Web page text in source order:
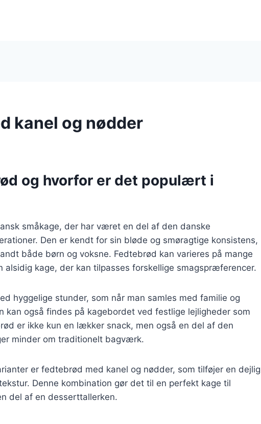
kanel og nødder
og hvorfor er det populært i
småkage, der har været en del af den danske
Den er kendt for sin bløde og smøragtige konsistens,
både børn og voksne. Fedtebrød kan varieres på mange
alsidig kage, der kan tilpasses forskellige smagspræferencer.
hyggelige stunder, som når man samles med familie og
kan også findes på kagebordet ved festlige lejligheder som
er ikke kun en lækker snack, men også en del af den
minder om traditionelt bagværk.
er fedtebrød med kanel og nødder, som tilføjer en dejlig
Denne kombination gør det til en perfekt kage til
del af en desserttallerken.